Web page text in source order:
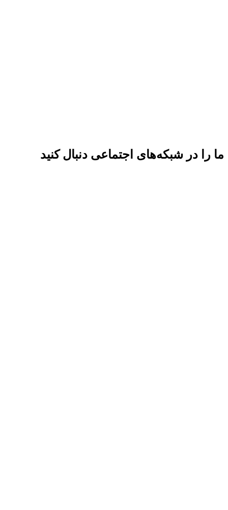
ما را در شبکه‌های اجتماعی دنبال کنید